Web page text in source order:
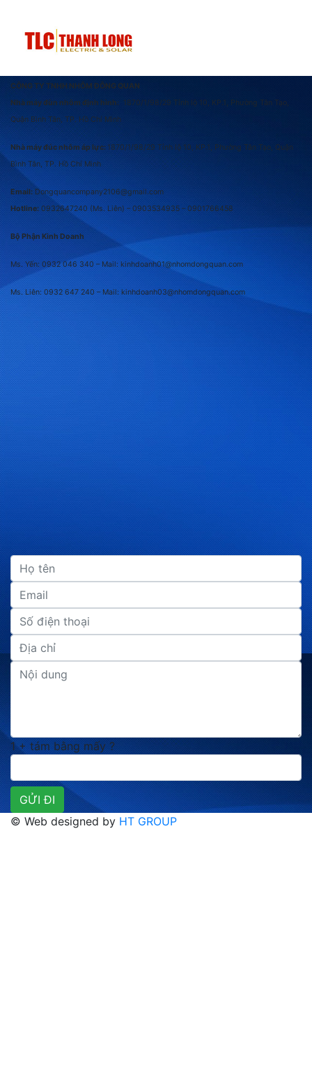
CÔNG TY TNHH NHÔM ĐÔNG QUAN
Nhà máy đùn nhôm định hình: 1870/1/98/29 Tỉnh lộ 10, KP.1, Phường Tân Tạo,
Quận Bình Tân, TP. Hồ Chí Minh
Nhà máy đúc nhôm áp lực: 1870/1/98/29 Tỉnh lộ 10, KP.1, Phường Tân Tạo, Quận
Bình Tân, TP. Hồ Chí Minh
Email: Dongquancompany2106@gmail.com
Hotline: 0932647240 (Ms. Liên) – 0903534935 –0901766458
Bộ Phận Kinh Doanh
Ms. Yến: 0932 046 340 – Mail: kinhdoanh01@nhomdongquan.com
Ms. Liên: 0932 647 240 – Mail: kinhdoanh03@nhomdongquan.com
1 + tám bằng mấy ?
© Web designed by HT GROUP